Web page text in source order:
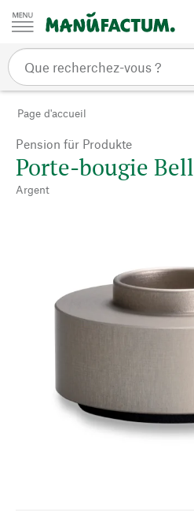
Passer au contenu
Page d'accueil
Pension für Produkte
Porte-bougie Bell
Argent